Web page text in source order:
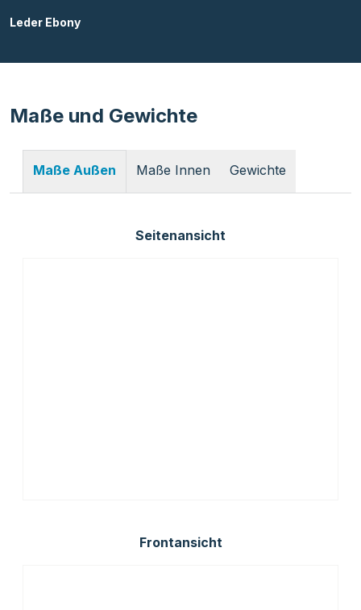
Leder Ebony
Maße und Gewichte
Maße Außen Maße Innen Gewichte
Seitenansicht
Frontansicht